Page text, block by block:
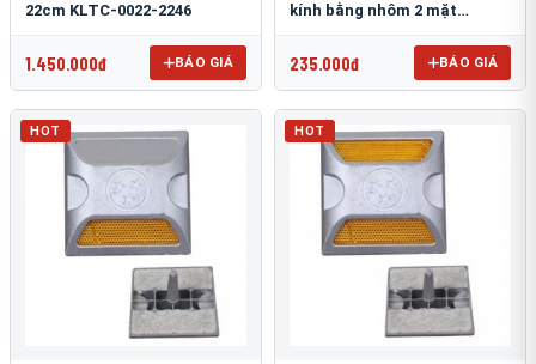
22cm KLTC-0022-2246
1.450.000đ BÁO GIÁ
kính bằng nhôm 2 mặt
235.000đ BÁO GIÁ
HOT HOT